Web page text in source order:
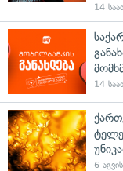
14
14
6